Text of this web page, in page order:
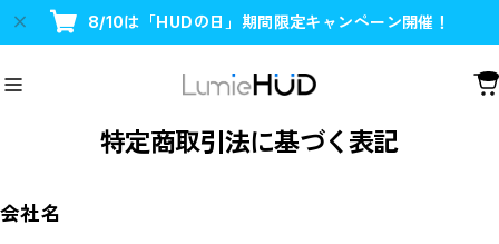
8/10は「HUDの日」期間限定キャンペーン開催！
特定商取引法に基づく表記
会社名